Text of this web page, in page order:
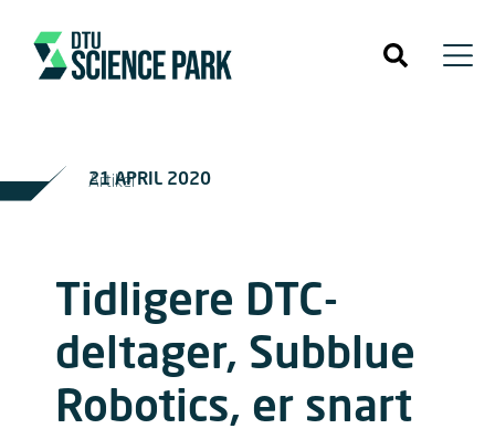
21 APRIL 2020
Artikel
Tidligere DTC-
deltager, Subblue
Robotics, er snart